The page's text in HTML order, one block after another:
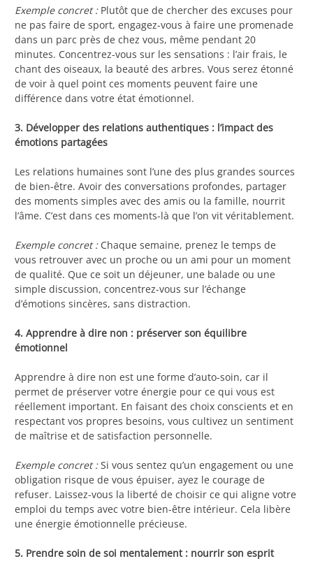
Exemple concret :Plutôt que de chercher des excuses pour
ne pas faire de sport, engagez-vous à faire une promenade
dans un parc près de chez vous, même pendant 20
minutes. Concentrez-vous sur les sensations : l’air frais, le
chant des oiseaux, la beauté des arbres. Vous serez étonné
de voir à quel point ces moments peuvent faire une
différence dans votre état émotionnel.
3. Développer des relations authentiques : l’impact des
émotions partagées
Les relations humaines sont l’une des plus grandes sources
de bien-être. Avoir des conversations profondes, partager
des moments simples avec des amis ou la famille, nourrit
l’âme. C’est dans ces moments-là que l’on vit véritablement.
Exemple concret :Chaque semaine, prenez le temps de
vous retrouver avec un proche ou un ami pour un moment
de qualité. Que ce soit un déjeuner, une balade ou une
simple discussion, concentrez-vous sur l’échange
d’émotions sincères, sans distraction.
4. Apprendre à dire non : préserver son équilibre
émotionnel
Apprendre à dire non est une forme d’auto-soin, car il
permet de préserver votre énergie pour ce qui vous est
réellement important. En faisant des choix conscients et en
respectant vos propres besoins, vous cultivez un sentiment
de maîtrise et de satisfaction personnelle.
Exemple concret :Si vous sentez qu’un engagement ou une
obligation risque de vous épuiser, ayez le courage de
refuser. Laissez-vous la liberté de choisir ce qui aligne votre
emploi du temps avec votre bien-être intérieur. Cela libère
une énergie émotionnelle précieuse.
5. Prendre soin de soi mentalement : nourrir son esprit